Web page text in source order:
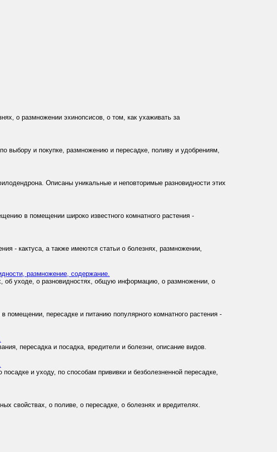
о размножении эхинопсисов, о том, как ухаживать за
выбору и покупке, размножению и пересадке, поливу и удобрениям,
Описаны уникальные и неповторимые разновидности этих
в помещении широко известного комнатного растения -
- кактуса, а также имеются статьи о болезнях, размножении,
размножение, содержание.
об уходе, о разновидностях, общую информацию, о размножении, о
пересадке и питанию популярного комнатного растения -
пересадка и посадка, вредители и болезни, описание видов.
и уходу, по способам прививки и безболезненной пересадке,
свойствах, о поливе, о пересадке, о болезнях и вредителях.